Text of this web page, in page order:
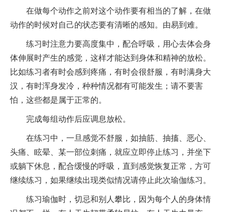
在做每个动作之前对这个动作要有相当的了解，在做
动作的时候对自己的状态要有清晰的感知。由易到难。
练习时注意力要高度集中，配合呼吸，用心去体会身
体伸展时产生的感觉，这样才能达到身体和精神的放松。
比如练习者有时会感到疼痛，有时会很舒服，有时满身大
汉，有时浑身发冷，种种情况都有可能发生；请不要害
怕，这些都是属于正常的。
完成每组动作后应调息放松。
在练习中，一旦感觉不舒服，如抽筋、抽搐、恶心、
头痛、眩晕、某一部位刺痛，就应立即停止练习，并坐下
或躺下休息，配合缓慢的呼吸，直到感觉恢复正常，方可
继续练习，如果继续出现类似情况请停止此次瑜伽练习。
练习瑜伽时，切忌和别人攀比，因为每个人的身体情